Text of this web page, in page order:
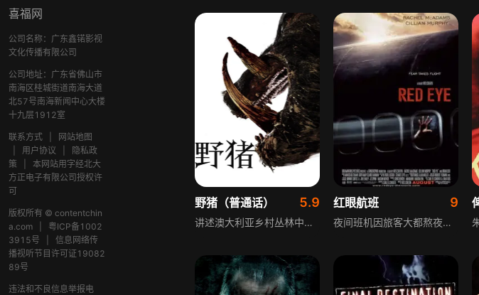
喜福网
公司名称：广东鑫锘影视
文化传播有限公司
公司地址：广东省佛山市
南海区桂城街道南海大道
北57号南海新闻中心大楼
十九层1912室
联系方式
网站地图
用户协议
隐私政
策
本网站用字经北大
方正电子有限公司授权许
可
版权所有 © contentchin
a.com
粤ICP备1002
3915号
信息网络传
播视听节目许可证19082
89号
违法和不良信息举报电
野猪（普通话） 5.9
讲述澳大利亚乡村丛林中一只身躯庞大、性情残暴的野兽，以武力捍卫领地，用原始生猛的手段杀戮入侵者的故事，聚焦野外丛林的野性生存法则，展现自然环境中弱肉强食的残酷生态。
红眼航班 9
夜间班机因旅客大都熬夜熬得双眼通红，故得名为红眼班机。勒克斯大西洋酒店的高级行政人员丽莎今天不得不搭乘她最不喜欢的红眼班机，因为她必须在参加完祖母的丧礼后明天就赶回酒店工作。丽莎的运气还不错，在机场遇到了英俊潇洒的杰克逊，两日相谈甚欢。更让丽莎惊喜的是，两人搭乘的是同一班红眼班机，而且还相邻而坐。本以为一段美好的缘分就此展开时，丽莎万万没有想到，原本温文尔雅的杰克逊露出了他的狰狞面目。原来杰克逊是恐怖分子的一员，他正要前往刺杀住在勒克斯大西洋酒店的安全部的高官。现在，恐怖分子绑架了丽莎的父亲，要求身为该酒店主管的丽莎协助杰克逊完成这一刺杀任务。在恐怖分子的要挟下，丽莎将何去何从？